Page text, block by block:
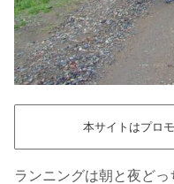
本サイトはプロ
ランニングは朝と夜ど